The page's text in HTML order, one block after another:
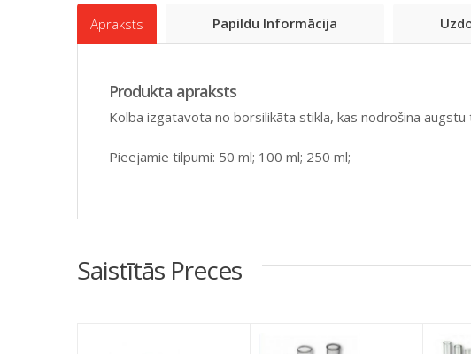
Apraksts Papildu Informācija
Produkta apraksts
Kolba izgatavota no borsilikāta stikla, kas nodrošina
Pieejamie tilpumi: 50 ml; 100 ml; 250 ml;
Saistītās Preces